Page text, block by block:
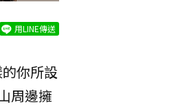
用LINE傳送
你所設
周邊擁